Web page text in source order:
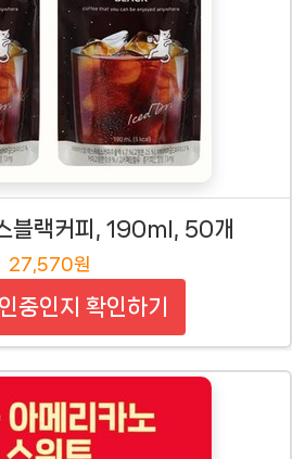
블랙커피, 190ml, 50개
27,570원
중인지 확인하기